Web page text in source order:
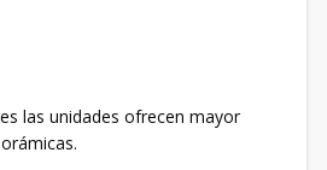
las unidades ofrecen mayor